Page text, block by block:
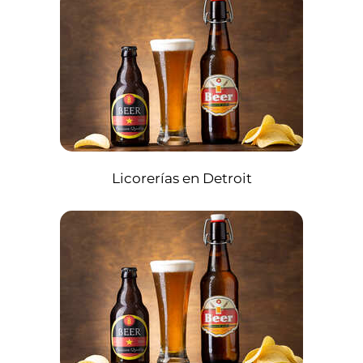
Licorerías en Detroit